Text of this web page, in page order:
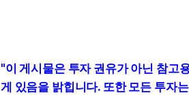
"이 게시물은 투자 권유가 아닌 참고
게 있음을 밝힙니다. 또한 모든 투자